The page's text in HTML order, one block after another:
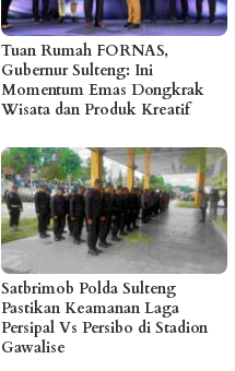
Tuan Rumah FORNAS,
Gubernur Sulteng: Ini
Momentum Emas Dongkrak
Wisata dan Produk Kreatif
Satbrimob Polda Sulteng
Pastikan Keamanan Laga
Persipal Vs Persibo di Stadion
Gawalise